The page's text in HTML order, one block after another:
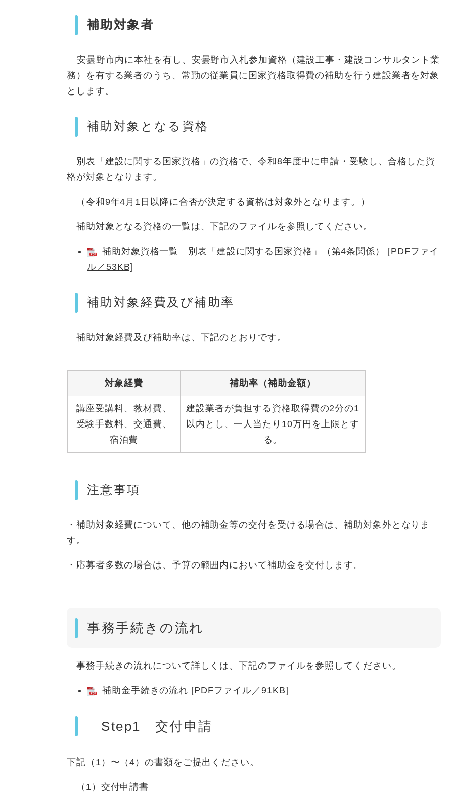
補助対象者
安曇野市内に本社を有し、安曇野市入札参加資格（建設工事・建設コンサルタント業
務）を有する業者のうち、常勤の従業員に国家資格取得費の補助を行う建設業者を対象
とします。​
補助対象となる資格
別表「建設に関する国家資格」の資格で、令和8年度中に申請・受験し、合格した資
格が対象となります。
（令和9年4月1日以降に合否が決定する資格は対象外となります。）
補助対象となる資格の一覧は、下記のファイルを参照してください。
補助対象資格一覧 別表「建設に関する国家資格」（第4条関係） [PDFファイ
ル／53KB]
補助対象経費及び補助率
補助対象経費及び補助率は、下記のとおりです。
対象経費 補助率（補助金額）
講座受講料、教材費、
受験手数料、交通費、
宿泊費
建設業者が負担する資格取得費の2分の1
以内とし、一人当たり10万円を上限とす
る。
注意事項
・補助対象経費について、他の補助金等の交付を受ける場合は、補助対象外となりま
す。
・応募者多数の場合は、予算の範囲内において補助金を交付します。
事務手続きの流れ
事務手続きの流れについて詳しくは、下記のファイルを参照してください。
補助金手続きの流れ [PDFファイル／91KB]
Step1 交付申請
下記（1）〜（4）の書類をご提出ください。
（1）交付申請書